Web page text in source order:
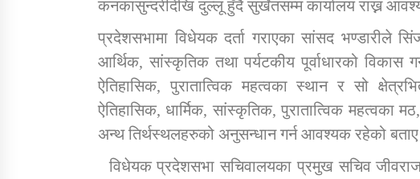
कनकासुन्दरीदेखि दुल्लू हुँदै सुर्खेतसम्म कार्यालय राख्न
प्रदेशसभामा विधेयक दर्ता गराएका सांसद भण्डारीले
आर्थिक, सांस्कृतिक तथा पर्यटकीय पूर्वाधारको विकास
ऐतिहासिक, पुरातात्विक महत्वका स्थान र सो
ऐतिहासिक, धार्मिक, सांस्कृतिक, पुरातात्विक महत्वका
अन्थ तिर्थस्थलहरुको अनुसन्धान गर्न आवश्यक रहेको
विधेयक प्रदेशसभा सचिवालयका प्रमुख सचिव